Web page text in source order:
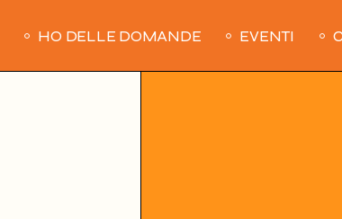
HO DELLE DOMANDE EVENTI